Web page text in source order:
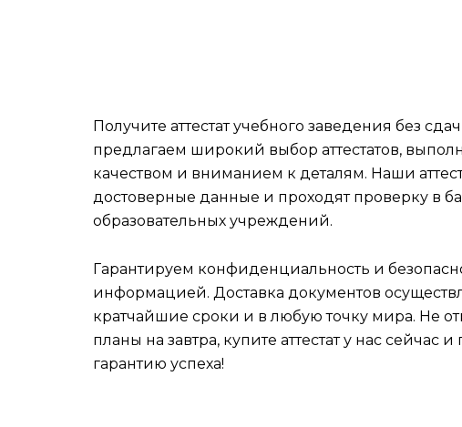
Получите аттестат учебного заведения без
предлагаем широкий выбор аттестатов,
качеством и вниманием к деталям. Наши
достоверные данные и проходят проверку в
образовательных учреждений.
Гарантируем конфиденциальность и
информацией. Доставка документов
кратчайшие сроки и в любую точку мира. Не
планы на завтра, купите аттестат у нас сейчас и
гарантию успеха!